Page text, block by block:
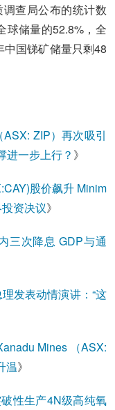
查局公布的统计数
球储量的52.8%，全
国锑矿储量只剩48
ASX: ZIP）再次吸引
一步上行？ 》
股价飙升 Minim
资决议》
三次降息 GDP与通
发表动情演讲：“这
Mines （ASX:
温》
性生产4N级高纯氧